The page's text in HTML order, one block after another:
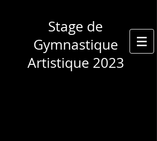
Stage de
Gymnastique
Artistique 2023